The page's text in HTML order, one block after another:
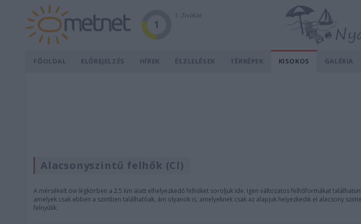
1
1. Zivatar
FŐOLDAL ELŐREJELZÉS HÍREK ÉSZLELÉSEK TÉRKÉPEK KISOKOS GALÉRIA
Alacsonyszintű felhők (Cl)
A mérsékelt övi légkörben a 2.5 km alatt elhelyezkedő felhőket soroljuk ide. Igen változatos felhőformákat
amelyek csak ebben a szintben találhatóak, ám olyanok is, amelyeknek csak az alapjuk helyezkedik el alacsony
felnyúlik.